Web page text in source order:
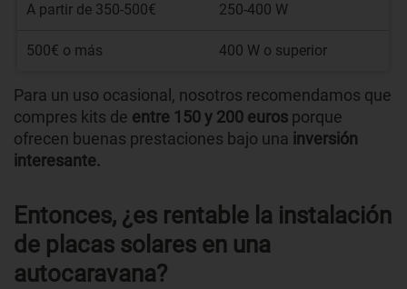
A partir de 350-500€ 250-400 W
500€ o más 400 W o superior
Para un uso ocasional, nosotros recomendamos que
compres kits de entre 150 y 200 euros porque
ofrecen buenas prestaciones bajo una inversión
interesante.
Entonces, ¿es rentable la instalación
de placas solares en una
autocaravana?